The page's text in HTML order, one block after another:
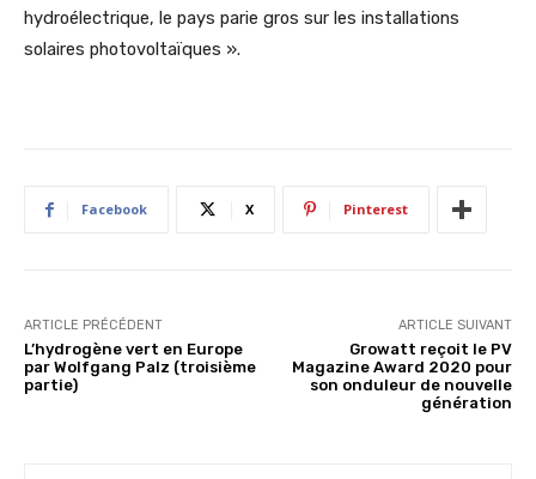
hydroélectrique, le pays parie gros sur les installations
solaires photovoltaïques ».
Facebook X Pinterest
ARTICLE PRÉCÉDENT
L’hydrogène vert en Europe
par Wolfgang Palz (troisième
partie)
ARTICLE SUIVANT
Growatt reçoit le PV
Magazine Award 2020 pour
son onduleur de nouvelle
génération